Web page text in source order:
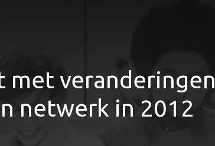
met veranderingen
netwerk in 2012